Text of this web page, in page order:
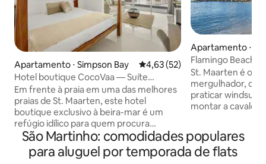
Apartamento ⋅ Simpson Bay 4,63 de uma avaliação média
4,63 (52)
Hotel boutique CocoVaa — Suíte
Turquesa
Em frente à praia em uma das melhores
praias de St. Maarten, este hotel
boutique exclusivo à beira-mar é um
refúgio idílico para quem procura
relaxamento e rejuvenescimento. Você
vai experimentar a beleza natural da ilha.
Na chegada, você será recebido pelos
Apartamento ⋅
Flamingo Beach
quarto!
St. Maarten é o
mergulhador,
praticar windsurf,
montar a cavalo. Aproveite as compras
Resort, situado
com uma praia
esplendor cristalino do
São Martinho: comodidades populares
para aluguel por temporada de flats